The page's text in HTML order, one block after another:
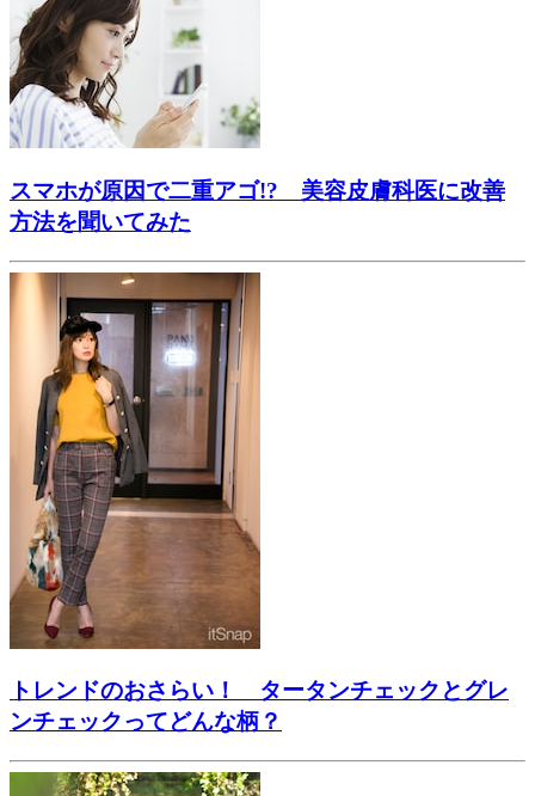
スマホが原因で二重アゴ!? 美容皮膚科医に改善
方法を聞いてみた
トレンドのおさらい！ タータンチェックとグレ
ンチェックってどんな柄？